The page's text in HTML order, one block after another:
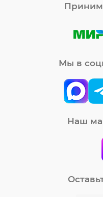
Мы в
Наш